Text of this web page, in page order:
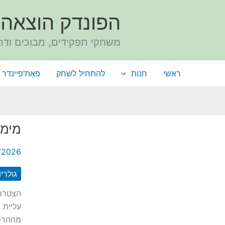
הפונדק
משחקי תפקידים, מבוכים
ראשי חנות להתחיל לשחק